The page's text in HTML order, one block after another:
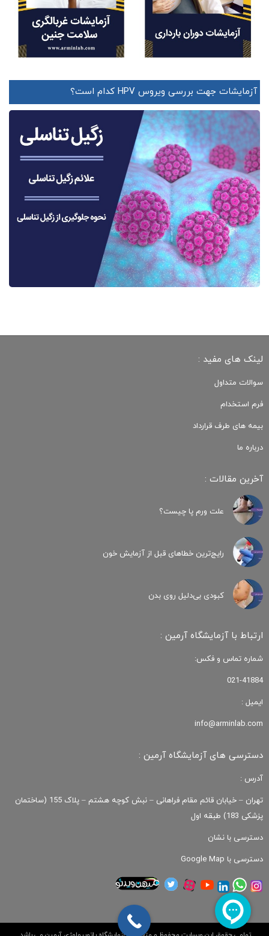
آزمایشات جهت بررسی ویروس HPV کدام است؟
لینک های مفید :
سوالات متداول
فرم استخدام
بیمه های طرف قرارداد
درباره ما
آخرین مقالات :
علت ورم پا چیست؟
رایج‌ترین خطاهای قبل از آزمایش خون
کبودی‌ بی‌دلیل روی بدن
ارتباط با آزمایشگاه آرمین :
شماره تماس و فکس:
021-41884
ایمیل :
info@arminlab.com
دسترسی های آزمایشگاه آرمین :
آدرس :
تهران – خیابان قائم مقام فراهانی – نبش کوچه هشتم – پلاک 155 (ساختمان
پزشکی 183) طبقه اول
دسترسی با نشان
دسترسی با Google Map